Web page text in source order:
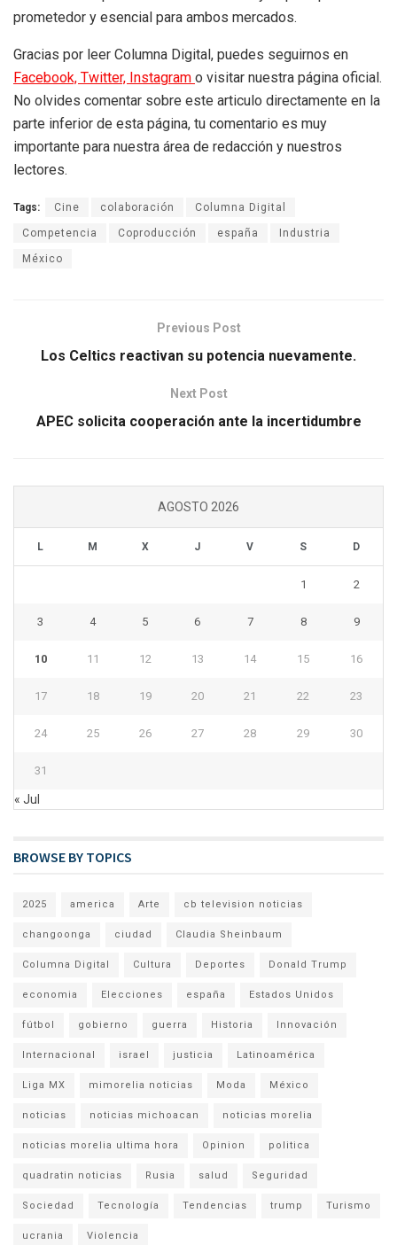
prometedor y esencial para ambos mercados.
Gracias por leer Columna Digital, puedes seguirnos en
Facebook, Twitter, Instagram o visitar nuestra página oficial.
No olvides comentar sobre este articulo directamente en la
parte inferior de esta página, tu comentario es muy
importante para nuestra área de redacción y nuestros
lectores.
Tags: Cine colaboración Columna Digital
Competencia Coproducción españa Industria
México
Previous Post
Los Celtics reactivan su potencia nuevamente.
Next Post
APEC solicita cooperación ante la incertidumbre
AGOSTO 2026
L M X J V S D
1 2
3 4 5 6 7 8 9
10 11 12 13 14 15 16
17 18 19 20 21 22 23
24 25 26 27 28 29 30
31
« Jul
BROWSE BY TOPICS
2025 america Arte cb television noticias
changoonga ciudad Claudia Sheinbaum
Columna Digital Cultura Deportes Donald Trump
economia Elecciones españa Estados Unidos
fútbol gobierno guerra Historia Innovación
Internacional israel justicia Latinoamérica
Liga MX mimorelia noticias Moda México
noticias noticias michoacan noticias morelia
noticias morelia ultima hora Opinion politica
quadratin noticias Rusia salud Seguridad
Sociedad Tecnología Tendencias trump Turismo
ucrania Violencia